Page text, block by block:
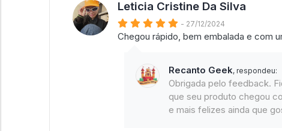
Leticia Cristine Da Silva
- 27/12/2024
Chegou rápido, bem embalada e com
Recanto Geek, respondeu:
Obrigada pelo feedback.
que seu produto chegou
e mais felizes ainda que